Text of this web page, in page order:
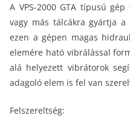
A VPS-2000 GTA típusú
vagy más tálcákra gyártja
ezen a gépen magas
elemére ható vibrálással
alá helyezett vibrátorok
adagoló elem is fel van
Felszereltség: